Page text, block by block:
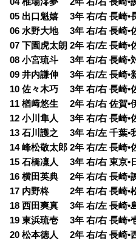
05 出口魁嬉 3年 右/右 長崎•
06 水野大地 3年 右/右 長崎•
07 下園虎太朗 2年 右/左 長崎•
08 小宮琉斗 3年 右/右 長崎•
09 井内謙伸 3年 右/左 長崎•
10 佐々木巧 3年 右/右 長崎•
11 楢﨑悠生 2年 右/右 佐賀•
12 小川隼人 3年 右/右 長崎•
13 石川護之 3年 右/左 千葉•
14 峰松敬太郎 2年 右/左 長崎•
15 石橋凜人 3年 右/右 東京•
16 横田英典 2年 右/右 長崎•
17 内野柊 2年 右/右 長崎•
18 西田爽真 3年 右/左 長崎•
19 東浜琉壱 3年 右/右 長崎•
20 松本徳人 2年 右/右 長崎•